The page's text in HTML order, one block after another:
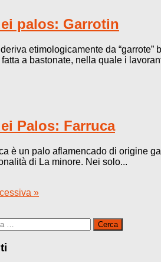
palos: Garrotin
etimologicamente da
a bastonate, nella quale i
Palos: Farruca
è un palo aflamencado di origine
di La minore. Nei solo...
»